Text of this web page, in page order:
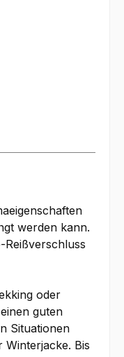
werden kann.
oder
guten
Situationen
Bis